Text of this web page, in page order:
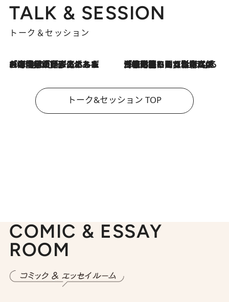
TALK & SESSION
トーク＆セッション
2026.8.3
「今後値上げがあるとすれば…」「リスクがあるのは今年の冬」エネルギー専門家が語る、ホルムズ海峡封鎖が家庭にもたらす“ある心配” 2026.8.3
「住宅建てられない…」「サーチャージ料の高値が続いている」ホルムズ海峡封鎖による影響はいつまで続く？《エネルギー専門家に聞く“どうなる日本の暮らし”》
トーク&セッション TOP
COMIC & ESSAY
ROOM